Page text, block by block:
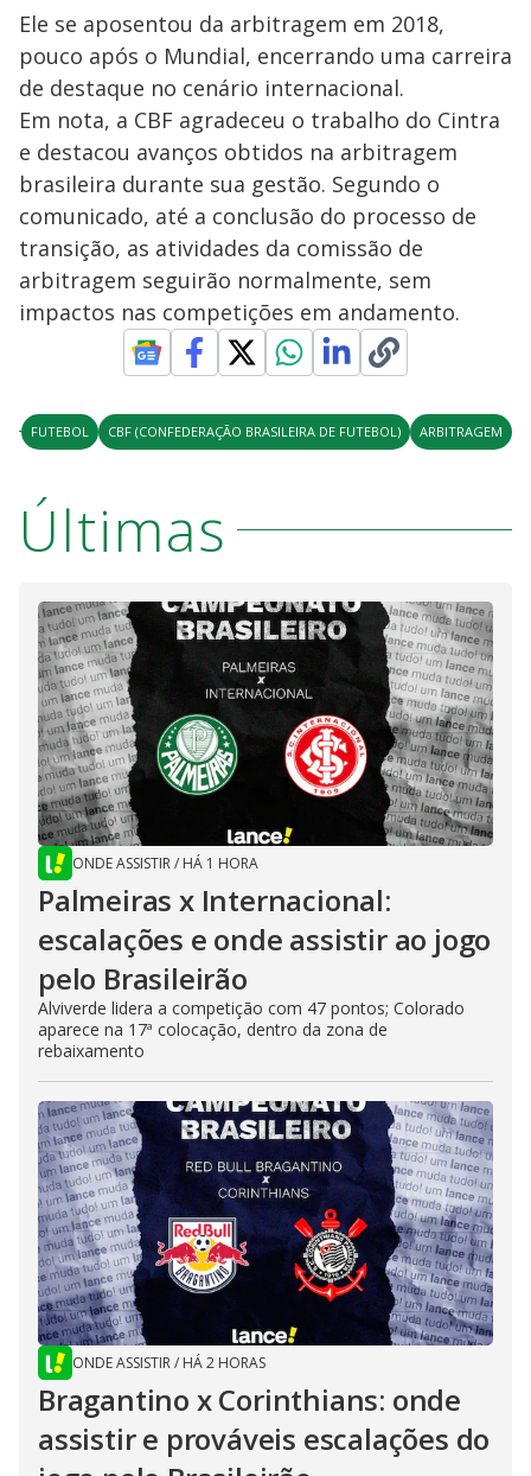
Ele se aposentou da arbitragem em 2018,
pouco após o Mundial, encerrando uma carreira
de destaque no cenário internacional.
Em nota, a CBF agradeceu o trabalho do Cintra
e destacou avanços obtidos na arbitragem
brasileira durante sua gestão. Segundo o
comunicado, até a conclusão do processo de
transição, as atividades da comissão de
arbitragem seguirão normalmente, sem
impactos nas competições em andamento.
FUTEBOL CBF (CONFEDERAÇÃO BRASILEIRA DE FUTEBOL) ARBITRAGEM
Últimas
ONDE ASSISTIR/ HÁ 1 HORA
Palmeiras x Internacional:
escalações e onde assistir ao jogo
pelo Brasileirão
Alviverde lidera a competição com 47 pontos; Colorado
aparece na 17ª colocação, dentro da zona de
rebaixamento
ONDE ASSISTIR/ HÁ 2 HORAS
Bragantino x Corinthians: onde
assistir e prováveis escalações do